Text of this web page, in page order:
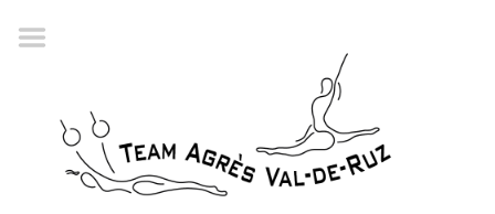
Accueil
Championnat romand
2022
La société